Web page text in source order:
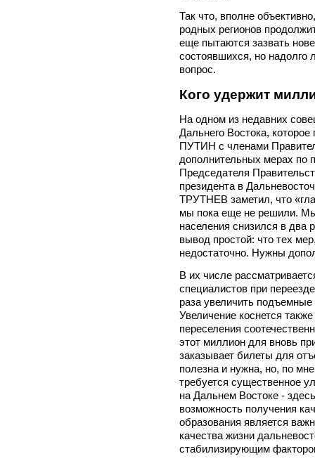
Так что, вполне
родных регионов
еще пытаются зазвать
состоявшихся, но надолго
вопрос.
Кого удержит
На одном из недавних
Дальнего Востока,
ПУТИН с членами
дополнительных мерах по
Председателя
президента в
ТРУТНЕВ заметил, что
мы пока еще не решили. Мы
населения снизился в два
вывод простой: что тех
недостаточно. Нужны
В их числе
специалистов при
раза увеличить
Увеличение коснется
переселения
этот миллион для вновь
заказывает билеты для
полезна и нужна, но, по
требуется существенное
на Дальнем Востоке -
возможность получения
образования является
качества жизни
стабилизирующим